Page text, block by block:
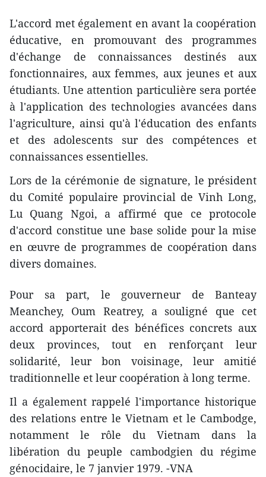
L'accord met également en avant la coopération
éducative, en promouvant des programmes
d'échange de connaissances destinés aux
fonctionnaires, aux femmes, aux jeunes et aux
étudiants. Une attention particulière sera portée
à l'application des technologies avancées dans
l'agriculture, ainsi qu'à l'éducation des enfants
et des adolescents sur des compétences et
connaissances essentielles.
Lors de la cérémonie de signature, le président
du Comité populaire provincial de Vinh Long,
Lu Quang Ngoi, a affirmé que ce protocole
d'accord constitue une base solide pour la mise
en œuvre de programmes de coopération dans
divers domaines.
Pour sa part, le gouverneur de Banteay
Meanchey, Oum Reatrey, a souligné que cet
accord apporterait des bénéfices concrets aux
deux provinces, tout en renforçant leur
solidarité, leur bon voisinage, leur amitié
traditionnelle et leur coopération à long terme.
Il a également rappelé l'importance historique
des relations entre le Vietnam et le Cambodge,
notamment le rôle du Vietnam dans la
libération du peuple cambodgien du régime
génocidaire, le 7 janvier 1979. -VNA